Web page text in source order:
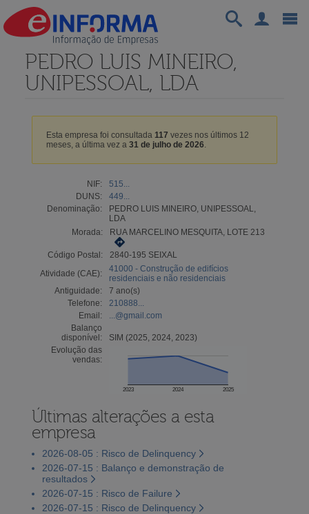
PEDRO LUIS MINEIRO,
UNIPESSOAL, LDA
Esta empresa foi consultada 117 vezes nos últimos 12
meses, a última vez a 31 de julho de 2026.
NIF:
515...
DUNS:
449...
Denominação:
PEDRO LUIS MINEIRO, UNIPESSOAL,
LDA
Morada:
RUA MARCELINO MESQUITA, LOTE 213
Código Postal:
2840-195 SEIXAL
Atividade (CAE):
41000 - Construção de edifícios
residenciais e não residenciais
Antiguidade:
7 ano(s)
Telefone:
210888...
Email:
...@gmail.com
Balanço
disponível:
SIM (2025, 2024, 2023)
Evolução das
vendas:
2023 2024 2025
Últimas alterações a esta
empresa
2026-08-05 : Risco de Delinquency
2026-07-15 : Balanço e demonstração de
resultados
2026-07-15 : Risco de Failure
2026-07-15 : Risco de Delinquency